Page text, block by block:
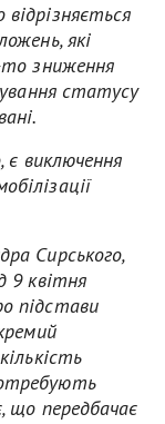
які
то зниження
статусу
є виключення
Сирського,
9 квітня
підстави
що передбачає